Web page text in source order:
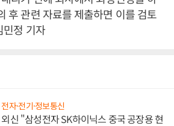
후 관련 자료를 제출하면 이를 검토
민정 기자
전자·전기·정보통신
외신 "삼성전자 SK하이닉스 중국 공장용 현